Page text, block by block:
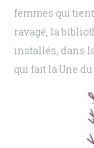
femmes qui
ravagé, la
installés, dans
qui fait la Une